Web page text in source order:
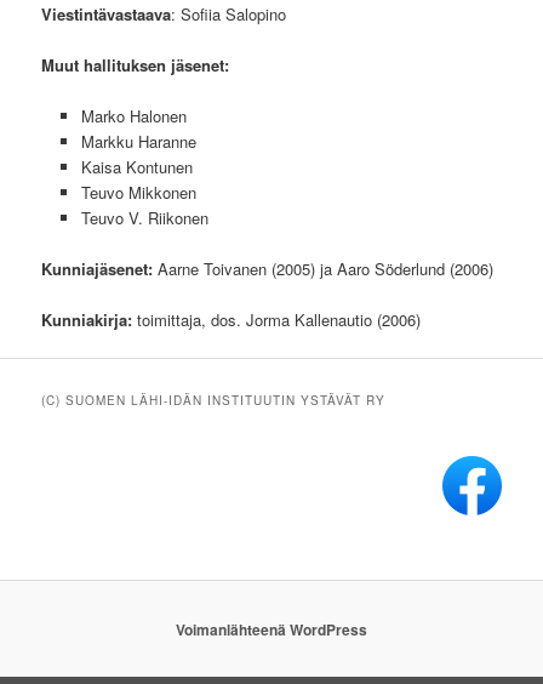
Viestintävastaava: Sofiia Salopino
Muut hallituksen jäsenet:
Marko Halonen
Markku Haranne
Kaisa Kontunen
Teuvo Mikkonen
Teuvo V. Riikonen
Kunniajäsenet: Aarne Toivanen (2005) ja Aaro Söderlund (2006)
Kunniakirja: toimittaja, dos. Jorma Kallenautio (2006)
(C) SUOMEN LÄHI-IDÄN INSTITUUTIN YSTÄVÄT RY
Voimanlähteenä WordPress